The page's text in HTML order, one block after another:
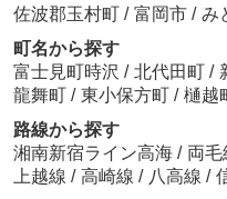
佐波郡玉村町 / 富岡市 / み
町名から探す
富士見町時沢 / 北代田町 /
龍舞町 / 東小保方町 / 樋越
路線から探す
湘南新宿ライン高海 / 両毛
上越線 / 高崎線 / 八高線 /